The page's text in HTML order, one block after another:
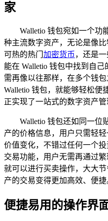
家
Walletio 钱包宛如一个功
种主流数字资产，无论是像
可热的热门 加密货币 ，还是
能在 Walletio 钱包中找到自
需再像以往那样，在多个钱
Walletio 钱包，就能够轻松便
正实现了一站式的数字资产管
Walletio 钱包还如同一位
产的价格信息，用户只需轻
价值变化，不错过任何一个
交易功能，用户无需再通过
就可以进行买卖操作，大大
产的交易变得更加高效、便捷
便捷易用的操作界